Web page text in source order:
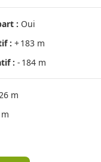
: Oui
: + 183 m
: - 184 m
m